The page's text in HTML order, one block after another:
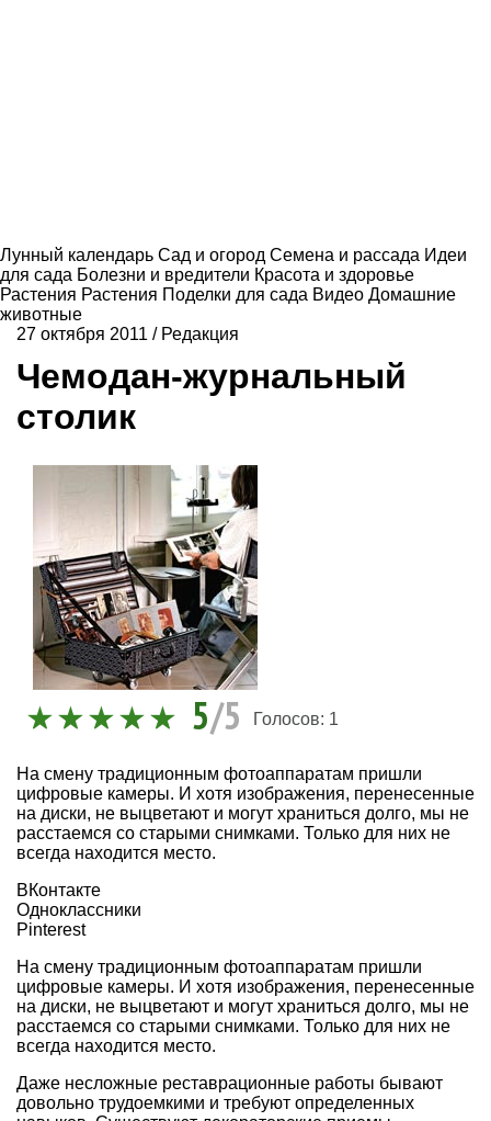
Лунный календарь Сад и огород Семена и рассада Идеи
для сада Болезни и вредители Красота и здоровье
Растения Растения Поделки для сада Видео Домашние
животные
27 октября 2011 / Редакция
Чемодан-журнальный
столик
5/5 Голосов: 1
На смену традиционным фотоаппаратам пришли
цифровые камеры. И хотя изображения, перенесенные
на диски, не выцветают и могут храниться долго, мы не
расстаемся со старыми снимками. Только для них не
всегда находится место.
ВКонтакте
Одноклассники
Pinterest
На смену традиционным фотоаппаратам пришли
цифровые камеры. И хотя изображения, перенесенные
на диски, не выцветают и могут храниться долго, мы не
расстаемся со старыми снимками. Только для них не
всегда находится место.
Даже несложные реставрационные работы бывают
довольно трудоемкими и требуют определенных